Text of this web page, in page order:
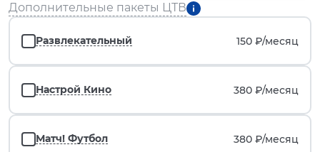
Дополнительные пакеты ЦТВ
Развлекательный 150 ₽/месяц
Настрой Кино 380 ₽/месяц
Матч! Футбол 380 ₽/месяц